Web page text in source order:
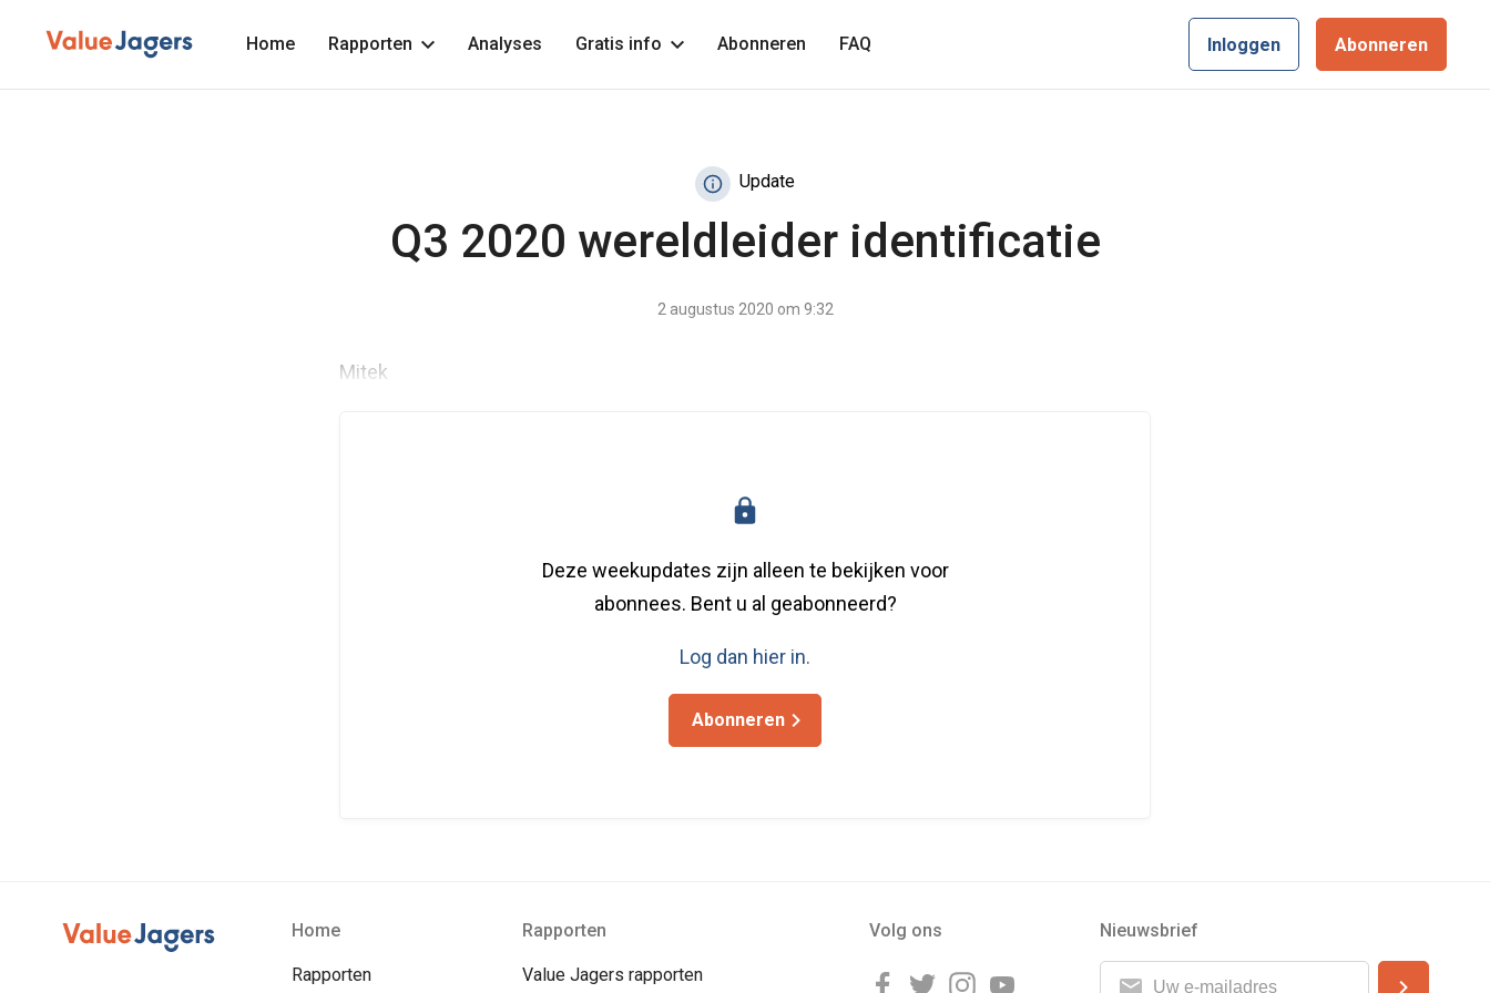
Home Rapporten Analyses Gratis info Abonneren FAQ Inloggen Abonneren
Update
Q3 2020 wereldleider identificatie
2 augustus 2020 om 9:32
Mitek
Deze weekupdates zijn alleen te bekijken voor
abonnees. Bent u al geabonneerd?
Log dan hier in.
Abonneren
Home
Rapporten
Rapporten
Value Jagers rapporten
Volg ons Nieuwsbrief